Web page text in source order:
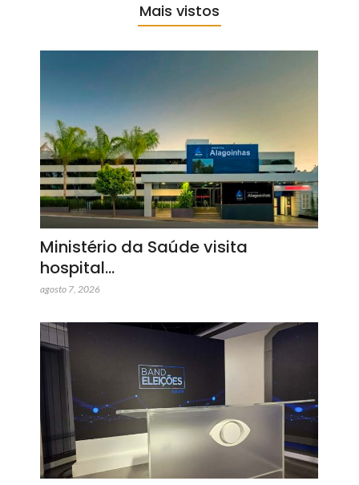
Mais vistos
Ministério da Saúde visita
hospital…
agosto 7, 2026